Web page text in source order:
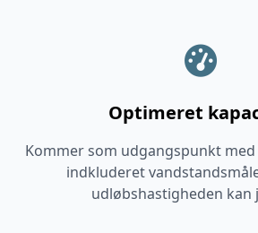
Optimeret
Kommer som udgangspunkt
indkluderet
udløbshastigheden kan